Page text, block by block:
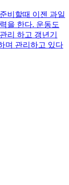
비할때 이젠 과일
을 한다. 운동도
리 하고 갱년기
며 관리하고 있다